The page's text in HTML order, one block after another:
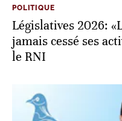
POLITIQUE
Législatives 2026:
jamais cessé ses
le RNI